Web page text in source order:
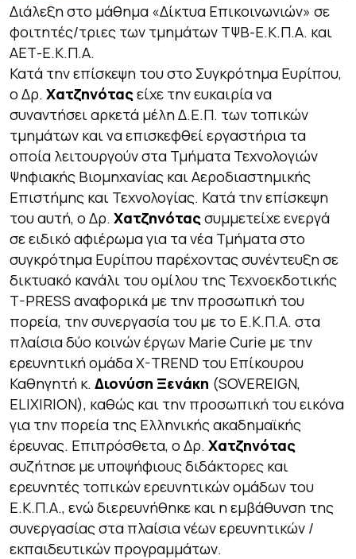
Διάλεξη στο μάθημα «Δίκτυα Επικοινωνιών» σε
φοιτητές/τριες των τμημάτων ΤΨΒ-Ε.Κ.Π.Α. και
ΑΕΤ-Ε.Κ.Π.Α.
Κατά την επίσκεψη του στο Συγκρότημα Ευρίπου,
ο Δρ. Χατζηνότας είχε την ευκαιρία να
συναντήσει αρκετά μέλη Δ.Ε.Π. των τοπικών
τμημάτων και να επισκεφθεί εργαστήρια τα
οποία λειτουργούν στα Τμήματα Τεχνολογιών
Ψηφιακής Βιομηχανίας και Αεροδιαστημικής
Επιστήμης και Τεχνολογίας. Κατά την επίσκεψη
του αυτή, ο Δρ. Χατζηνότας συμμετείχε ενεργά
σε ειδικό αφιέρωμα για τα νέα Τμήματα στο
συγκρότημα Ευρίπου παρέχοντας συνέντευξη σε
δικτυακό κανάλι του ομίλου της Τεχνοεκδοτικής
T-PRESS αναφορικά με την προσωπική του
πορεία, την συνεργασία του με το Ε.Κ.Π.Α. στα
πλαίσια δύο κοινών έργων Marie Curie με την
ερευνητική ομάδα X-TREND του Επίκουρου
Καθηγητή κ. Διονύση Ξενάκη (SOVEREIGN,
ELIXIRION), καθώς και την προσωπική του εικόνα
για την πορεία της Ελληνικής ακαδημαϊκής
έρευνας. Επιπρόσθετα, ο Δρ. Χατζηνότας
συζήτησε με υποψήφιους διδάκτορες και
ερευνητές τοπικών ερευνητικών ομάδων του
Ε.Κ.Π.Α., ενώ διερευνήθηκε και η εμβάθυνση της
συνεργασίας στα πλαίσια νέων ερευνητικών /
εκπαιδευτικών προγραμμάτων.